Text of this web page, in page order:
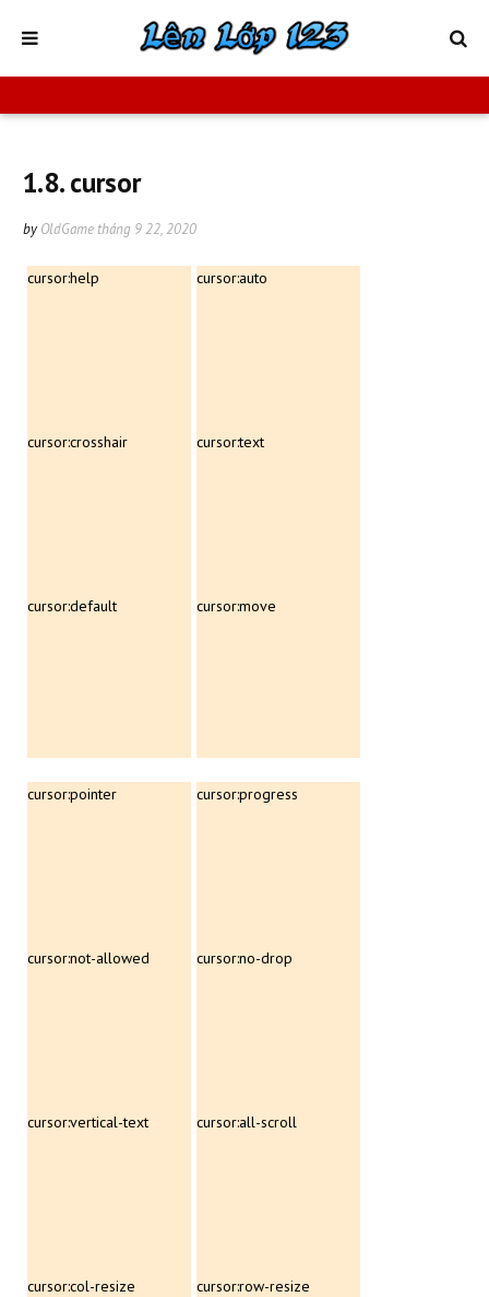
1.8. cursor
by OldGame tháng 9 22, 2020
cursor:help cursor:auto
cursor:crosshair cursor:text
cursor:default cursor:move
cursor:pointer cursor:progress
cursor:not-allowed cursor:no-drop
cursor:vertical-text cursor:all-scroll
cursor:col-resize cursor:row-resize